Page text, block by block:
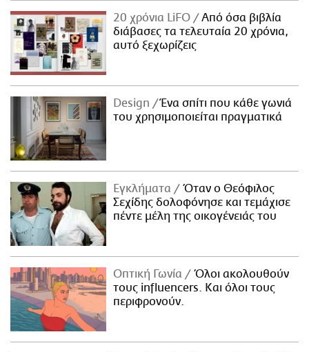
20 χρόνια LiFO
Από όσα βιβλία
διάβασες τα τελευταία 20 χρόνια,
αυτό ξεχωρίζεις
Design
Ένα σπίτι που κάθε γωνιά
του χρησιμοποιείται πραγματικά
Εγκλήματα
Όταν ο Θεόφιλος
Σεχίδης δολοφόνησε και τεμάχισε
πέντε μέλη της οικογένειάς του
Οπτική Γωνία
Όλοι ακολουθούν
τους influencers. Και όλοι τους
περιφρονούν.